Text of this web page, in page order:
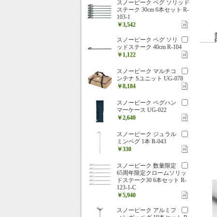
スノーピーク ペグ ソリッド
ステーク 30cm 6本セット R-
103-1
￥3,542
スノーピーク ペグ ソリ
ッドステーク 40cm R-104
￥1,122
スノーピーク マルチコ
ンテナ Sユニット UG-078
￥8,184
スノーピーク ペグハン
マーケース UG-022
￥2,640
スノーピーク ジュラル
ミンペグ 1本 R-043
￥330
スノーピーク 数量限定
65周年限定クロームソリッ
ドステーク30 6本セット R-
123-1-C
￥5,940
スノーピーク アルミフ